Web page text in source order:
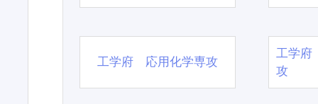
工学府 応用化学専攻
工学府
攻